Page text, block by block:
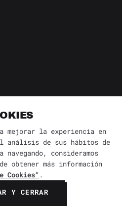
los derechos reservados.
✕
mejorar la experiencia en
análisis de sus hábitos de
consideramos
obtener más información
Cookies" .
Y CERRAR